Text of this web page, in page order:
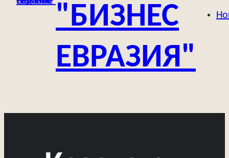
"БИЗНЕС
ЕВРАЗИЯ"